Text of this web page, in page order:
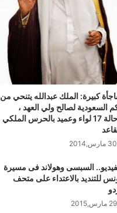
القادمة من دروس وعبر
والمعراج (جبر الخواطر)
مسعد الشايب
، مِنْ دُرُوسِ الإِسْرَاءِ وَالمِعْرَاجِ
د. مُحَمَّدٌ حَرْزٌ
القَادِمَةِ: (قِيمَةُ الاحْتِرَامِ) د.
، قيمة الاحترام ، للدكتور
كبيرة: الملك عبدالله يتنحي من
السعودية لصالح ولي العهد ،
وإحالة 17 لواء وعميد بالحرس الملكي
30 مارس,2014
السبسى وهولاند فى مسيرة
للتنديد بالاعتداء على متحف
29 مارس,2015